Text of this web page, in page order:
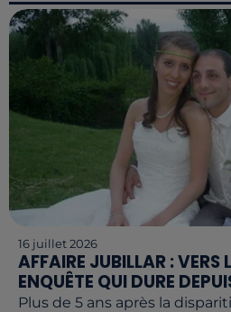
16 juillet 2026
AFFAIRE JUBILLAR : VERS
ENQUÊTE QUI DURE
Plus de 5 ans après la